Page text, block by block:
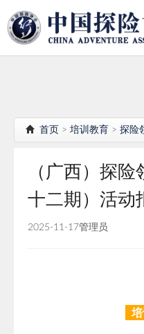
产业研究
行者证书申报
分支机构
首页 > 培训教育 > 探险
（广西）探
十二期）活动
2025-11-17管理员